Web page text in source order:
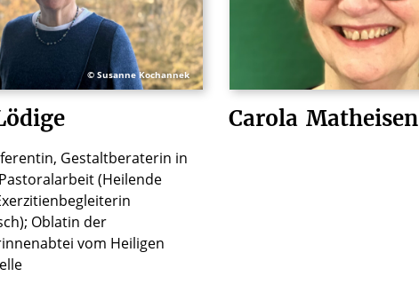
© Susanne Kochannek
Gestaltberaterin in
(Heilende
Oblatin der
vom Heiligen
Carola Matheisen